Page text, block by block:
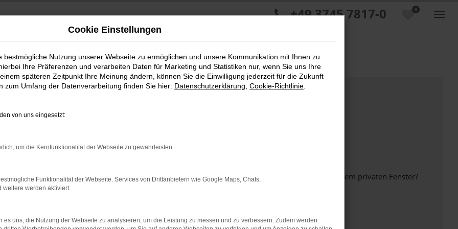
0
+49 3745 7817-0
bestimmter Seiten verhindern. Funktioniert die Seite in einem anderen Browser oder in einem privaten Fenster?
beheben.
auf dem neuesten Stand sind.
Cookie Einstellungen
bestmögliche Nutzung unserer Webseite zu ermöglichen und unsere Kommunikation mit Ihnen zu
Ihre Präferenzen und verarbeiten Daten für Marketing und Statistiken nur, wenn Sie uns Ihre
späteren Zeitpunkt Ihre Meinung ändern, können Sie die Einwilligung jederzeit für die Zukunft
zum Umfang der Datenverarbeitung finden Sie hier: Datenschutzerklärung Cookie-Richtlinie
von uns eingesetzt:
um die Kernfunktionalität der Webseite zu gewährleisten.
Funktionalität der Webseite. Services von Drittanbietern wie Google Maps, Chats,
weitere werden aktiviert.
es uns, die Nutzung der Webseite zu analysieren, um die Leistung zu messen und zu verbessern. Zudem werden